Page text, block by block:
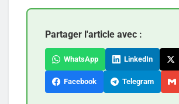
Partager l'article avec :
WhatsApp LinkedIn
Facebook Telegram